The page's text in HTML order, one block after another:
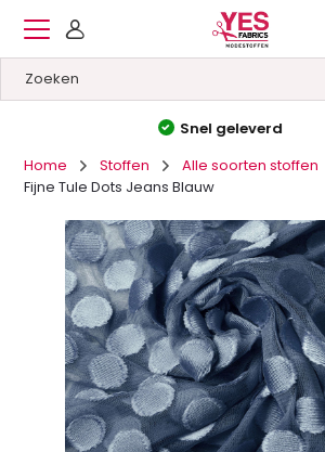
Hoge kwaliteit&Lage
Home
Stoffen
Alle soorten stoffen
Fijne Tule Dots Jeans Blauw